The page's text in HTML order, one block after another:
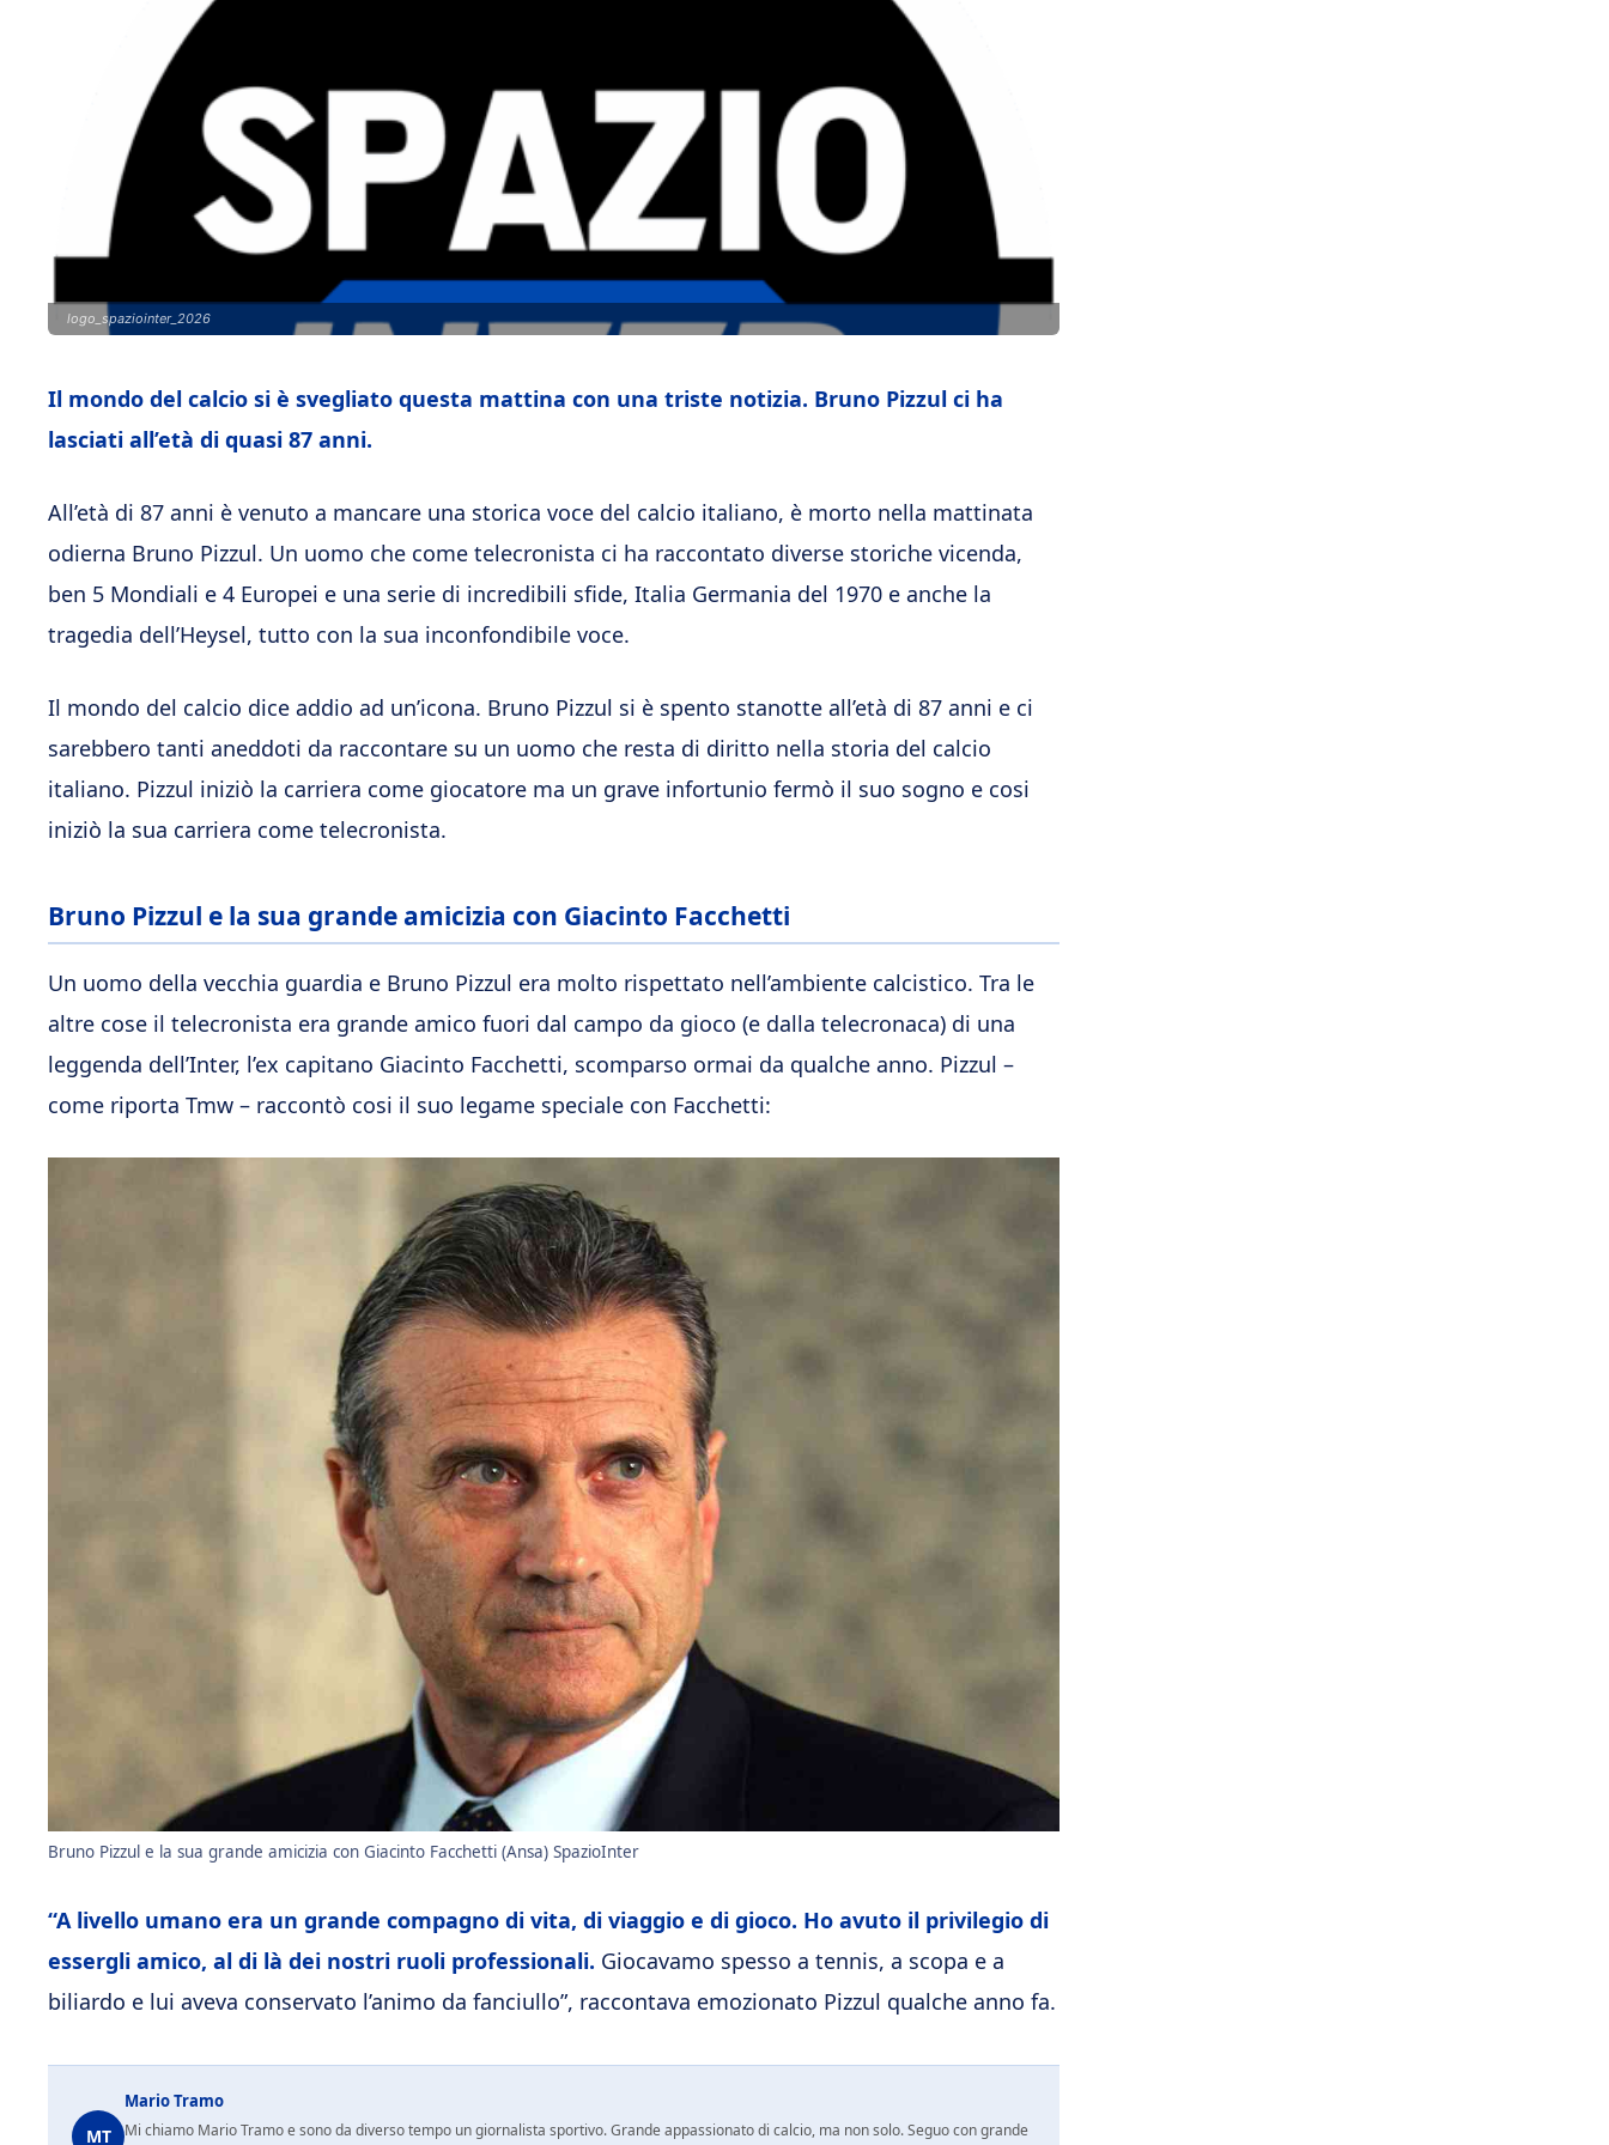
logo_spaziointer_2026
Il mondo del calcio si è svegliato questa mattina con una triste notizia. Bruno Pizzul ci ha
lasciati all’età di quasi 87 anni.
All’età di 87 anni è venuto a mancare una storica voce del calcio italiano, è morto nella mattinata
odierna Bruno Pizzul. Un uomo che come telecronista ci ha raccontato diverse storiche vicenda,
ben 5 Mondiali e 4 Europei e una serie di incredibili sfide, Italia Germania del 1970 e anche la
tragedia dell’Heysel, tutto con la sua inconfondibile voce.
Il mondo del calcio dice addio ad un’icona. Bruno Pizzul si è spento stanotte all’età di 87 anni e ci
sarebbero tanti aneddoti da raccontare su un uomo che resta di diritto nella storia del calcio
italiano. Pizzul iniziò la carriera come giocatore ma un grave infortunio fermò il suo sogno e cosi
iniziò la sua carriera come telecronista.
Bruno Pizzul e la sua grande amicizia con Giacinto Facchetti
Un uomo della vecchia guardia e Bruno Pizzul era molto rispettato nell’ambiente calcistico. Tra le
altre cose il telecronista era grande amico fuori dal campo da gioco (e dalla telecronaca) di una
leggenda dell’Inter, l’ex capitano Giacinto Facchetti, scomparso ormai da qualche anno. Pizzul –
come riporta Tmw – raccontò cosi il suo legame speciale con Facchetti:
Bruno Pizzul e la sua grande amicizia con Giacinto Facchetti (Ansa) SpazioInter
“A livello umano era un grande compagno di vita, di viaggio e di gioco. Ho avuto il privilegio di
essergli amico, al di là dei nostri ruoli professionali. Giocavamo spesso a tennis, a scopa e a
biliardo e lui aveva conservato l’animo da fanciullo”, raccontava emozionato Pizzul qualche anno fa.
MT
Mario Tramo
Mi chiamo Mario Tramo e sono da diverso tempo un giornalista sportivo. Grande appassionato di calcio, ma non solo. Seguo con grande